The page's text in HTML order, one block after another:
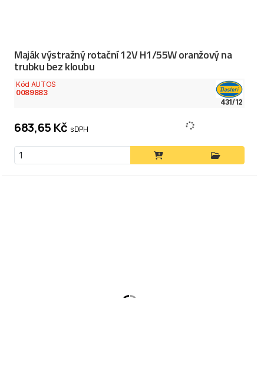
Maják výstražný rotační 12V H1/55W oranžový na
trubku bez kloubu
Kód AUTOS
0089883
431/12
683,65 Kč s DPH